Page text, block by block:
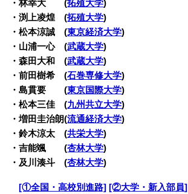
・林幸大 (拓殖大学)
・渕上凌煌 (拓殖大学)
・松本涼誠 (東京経済大学)
・山浦一心 (武蔵大学)
・森田大和 (武蔵大学)
・前田樹希 (石巻専修大学)
・島貫要 (東京国際大学)
・松本三佳 (九州共立大学)
・増田圭治朗(流通経済大学)
・鈴木涼太 (共栄大学)
・吉能颯 (杏林大学)
・及川湊斗 (杏林大学)
・[①全国・高校別進路] [②大学・新入部員]